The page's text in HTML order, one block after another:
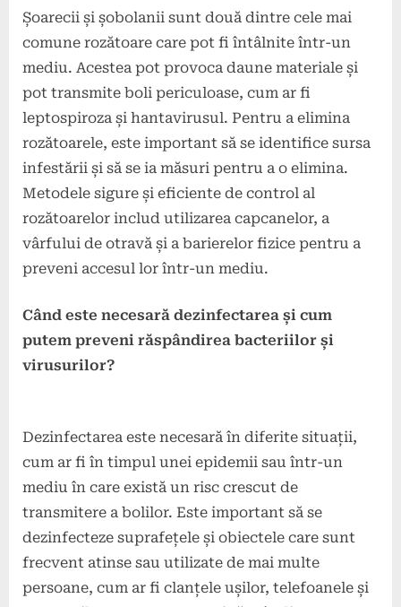
Șoarecii și șobolanii sunt două dintre cele mai
comune rozătoare care pot fi întâlnite într-un
mediu. Acestea pot provoca daune materiale și
pot transmite boli periculoase, cum ar fi
leptospiroza și hantavirusul. Pentru a elimina
rozătoarele, este important să se identifice sursa
infestării și să se ia măsuri pentru a o elimina.
Metodele sigure și eficiente de control al
rozătoarelor includ utilizarea capcanelor, a
vârfului de otravă și a barierelor fizice pentru a
preveni accesul lor într-un mediu.
Când este necesară dezinfectarea și cum
putem preveni răspândirea bacteriilor și
virusurilor?
Dezinfectarea este necesară în diferite situații,
cum ar fi în timpul unei epidemii sau într-un
mediu în care există un risc crescut de
transmitere a bolilor. Este important să se
dezinfecteze suprafețele și obiectele care sunt
frecvent atinse sau utilizate de mai multe
persoane, cum ar fi clanțele ușilor, telefoanele și